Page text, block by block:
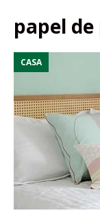
papel
CASA